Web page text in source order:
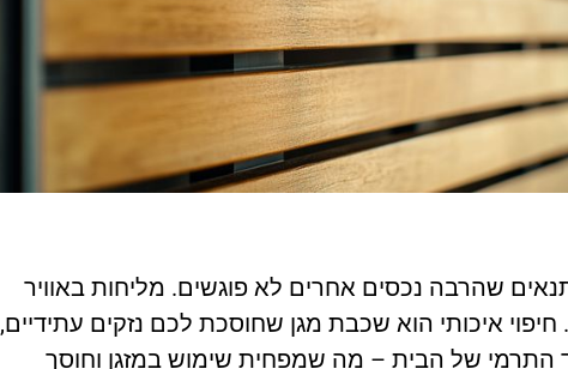
שהרבה נכסים אחרים לא פוגשים. מליחות באוויר
איכותי הוא שכבת מגן שחוסכת לכם נזקים עתידיים,
התרמי של הבית – מה שמפחית שימוש במזגן וחוסך